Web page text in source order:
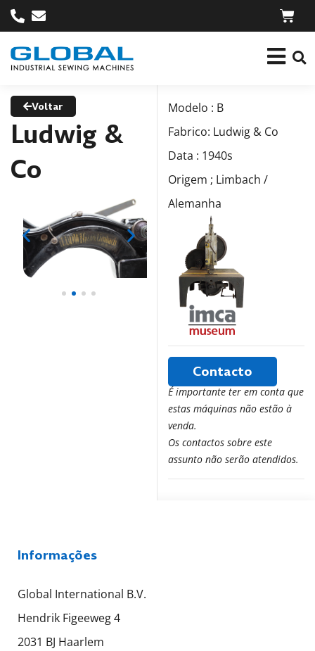
Voltar
Ludwig &
Co
Modelo : B
Fabrico: Ludwig & Co
Data : 1940s
Origem ; Limbach /
Alemanha
É importante ter em conta que
estas máquinas não estão à
venda.
Os contactos sobre este
assunto não serão atendidos.
Contacto
Informações
Global International B.V.
Hendrik Figeeweg 4
2031 BJ Haarlem